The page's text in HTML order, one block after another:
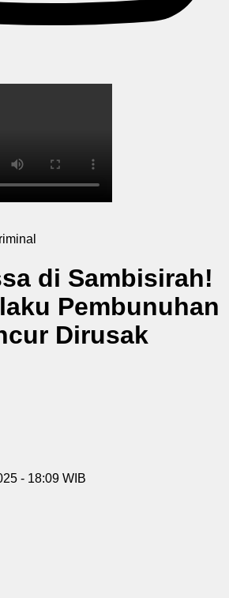
di Sambisirah!
Pembunuhan
Dirusak
- 18:09 WIB